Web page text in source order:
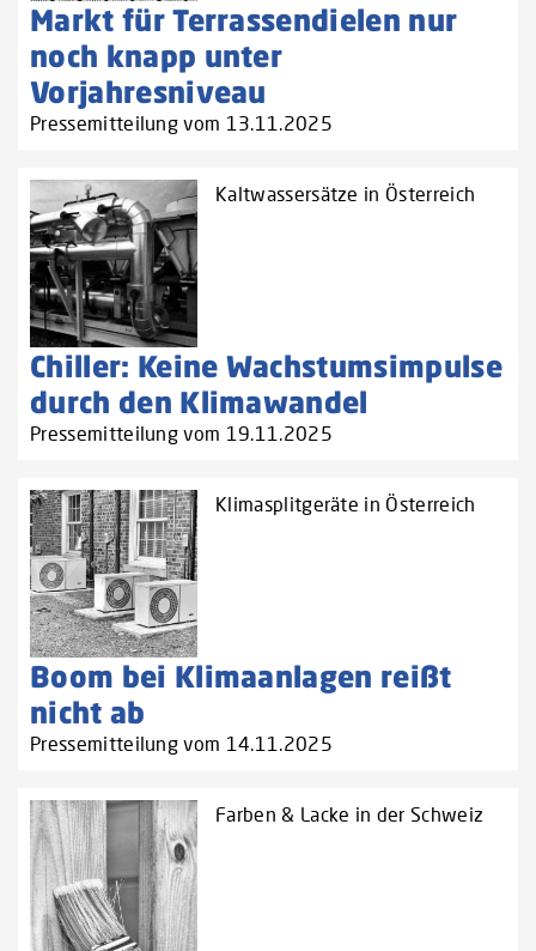
Markt für Terrassendielen nur
noch knapp unter
Vorjahresniveau
Pressemitteilung vom 13.11.2025
Kaltwassersätze in Österreich
Chiller: Keine Wachstumsimpulse
durch den Klimawandel
Pressemitteilung vom 19.11.2025
Klimasplitgeräte in Österreich
Boom bei Klimaanlagen reißt
nicht ab
Pressemitteilung vom 14.11.2025
Farben & Lacke in der Schweiz